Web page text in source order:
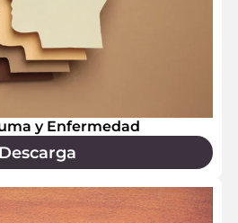
y Enfermedad
Descarga